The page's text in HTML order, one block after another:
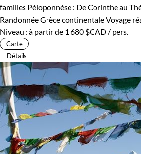
familles Péloponnèse : De Corinthe au
Randonnée Grèce continentaleVoyage
Niveau : à partir de 1 680 $CAD / pers.
Carte
Détails